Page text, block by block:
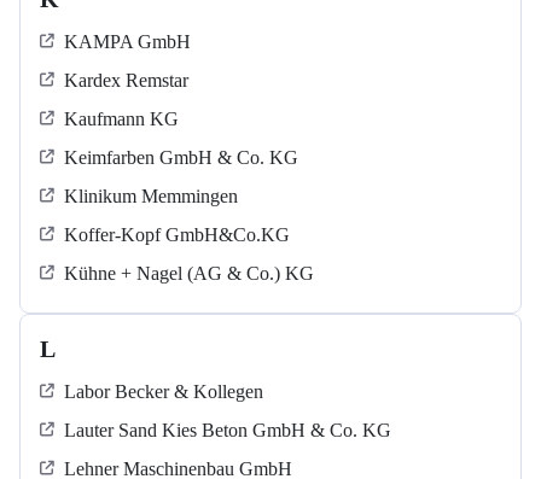
KAMPA GmbH
Kardex Remstar
Kaufmann KG
Keimfarben GmbH & Co. KG
Klinikum Memmingen
Koffer-Kopf GmbH&Co.KG
Kühne + Nagel (AG & Co.) KG
L
Labor Becker & Kollegen
Lauter Sand Kies Beton GmbH & Co. KG
Lehner Maschinenbau GmbH